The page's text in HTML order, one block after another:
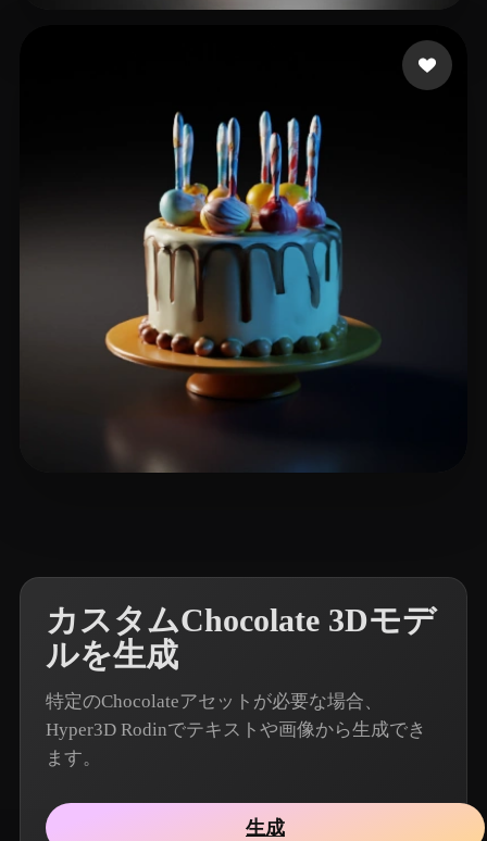
カスタムChocolate 3Dモデ
ルを生成
特定のChocolateアセットが必要な場合、
Hyper3D Rodinでテキストや画像から生成でき
ます。
生成